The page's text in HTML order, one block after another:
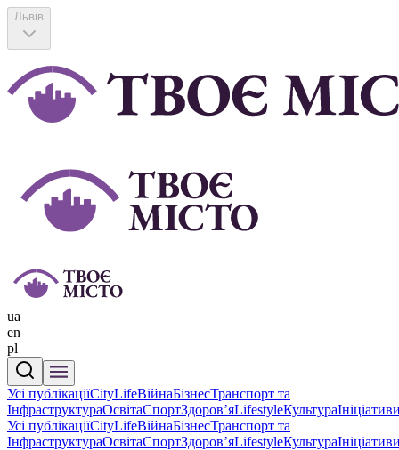
Львів
ua
en
pl
Усі публікаціїCityLifeВійнаБізнесТранспорт та
ІнфраструктураОсвітаСпортЗдоровʼяLifestyleКультура
Усі публікаціїCityLifeВійнаБізнесТранспорт та
ІнфраструктураОсвітаСпортЗдоровʼяLifestyleКультура